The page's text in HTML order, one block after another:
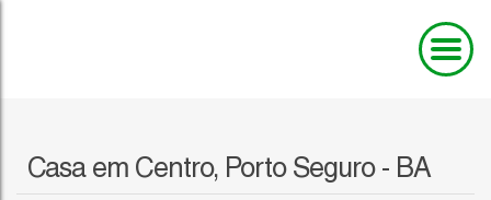
Casa em Centro, Porto Seguro - BA